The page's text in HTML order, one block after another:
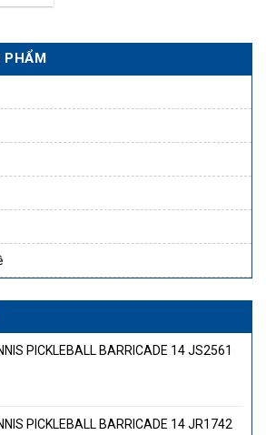
PHẨM
PICKLEBALL BARRICADE 14 JS2561
PICKLEBALL BARRICADE 14 JR1742
là:
1.390.000₫.